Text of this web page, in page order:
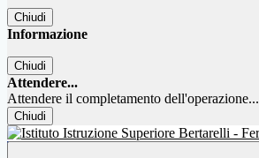
Chiudi
Informazione
Chiudi
Attendere...
Attendere il completamento dell'operazione...
Chiudi